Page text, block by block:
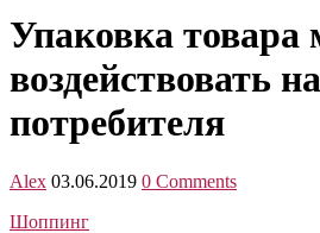
Упаковка товара
воздействовать на
потребителя
Alex 03.06.2019 0 Comments
Шоппинг